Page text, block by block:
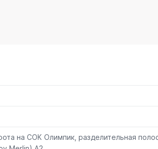
на СОК Олимпик, разделительная